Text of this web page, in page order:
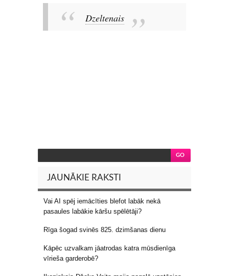
Dzeltenais
JAUNĀKIE RAKSTI
Vai AI spēj iemācīties blefot labāk nekā
pasaules labākie kāršu spēlētāji?
Rīga šogad svinēs 825. dzimšanas dienu
Kāpēc uzvalkam jāatrodas katra mūsdienīga
vīrieša garderobē?